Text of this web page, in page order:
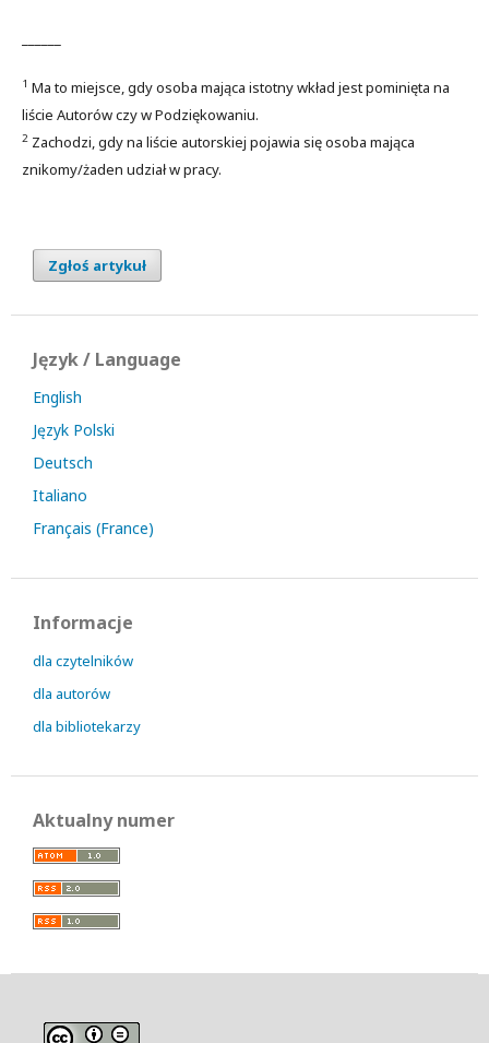
1 Ma to miejsce, gdy osoba mająca istotny wkład jest pominięta na
liście Autorów czy w Podziękowaniu.
2 Zachodzi, gdy na liście autorskiej pojawia się osoba mająca
znikomy/żaden udział w pracy.
Zgłoś artykuł
Język / Language
English
Język Polski
Deutsch
Italiano
Français (France)
Informacje
dla czytelników
dla autorów
dla bibliotekarzy
Aktualny numer